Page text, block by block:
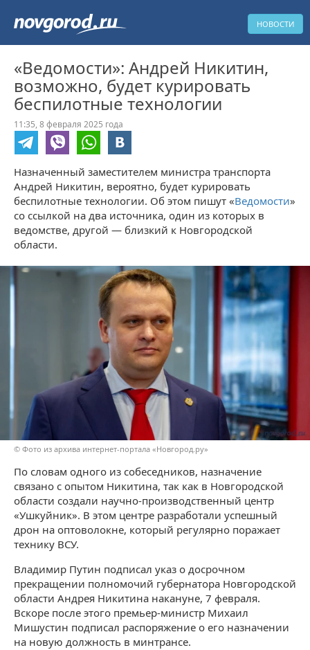
НОВОСТИ
«Ведомости»: Андрей Никитин,
возможно, будет курировать
беспилотные технологии
11:35, 8 февраля 2025 года
Назначенный заместителем министра транспорта
Андрей Никитин, вероятно, будет курировать
беспилотные технологии. Об этом пишут «Ведомости»
со ссылкой на два источника, один из которых в
ведомстве, другой — близкий к Новгородской
области.
© Фото из архива интернет-портала «Новгород.ру»
По словам одного из собеседников, назначение
связано с опытом Никитина, так как в Новгородской
области создали научно-производственный центр
«Ушкуйник». В этом центре разработали успешный
дрон на оптоволокне, который регулярно поражает
технику ВСУ.
Владимир Путин подписал указ о досрочном
прекращении полномочий губернатора Новгородской
области Андрея Никитина накануне, 7 февраля.
Вскоре после этого премьер-министр Михаил
Мишустин подписал распоряжение о его назначении
на новую должность в минтрансе.